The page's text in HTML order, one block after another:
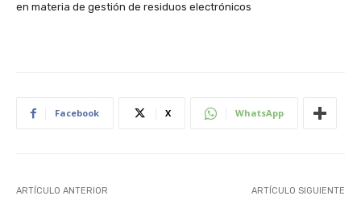
Facebook X WhatsApp
ARTÍCULO ANTERIOR ARTÍCULO SIGUIENTE